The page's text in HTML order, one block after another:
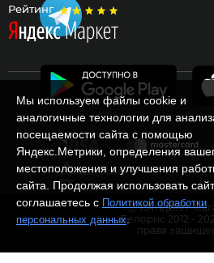
Рейтинг
Мы используем файлы cookie и
аналогичные технологии для
посещаемости сайта с помощью
Яндекс.Метрики, определения
местоположения и улучшения
сайта. Продолжая использовать
соглашаетесь с Политикой обработки
персональных данных.
Ⓒ Интернет-
Белорис 2012 -
права